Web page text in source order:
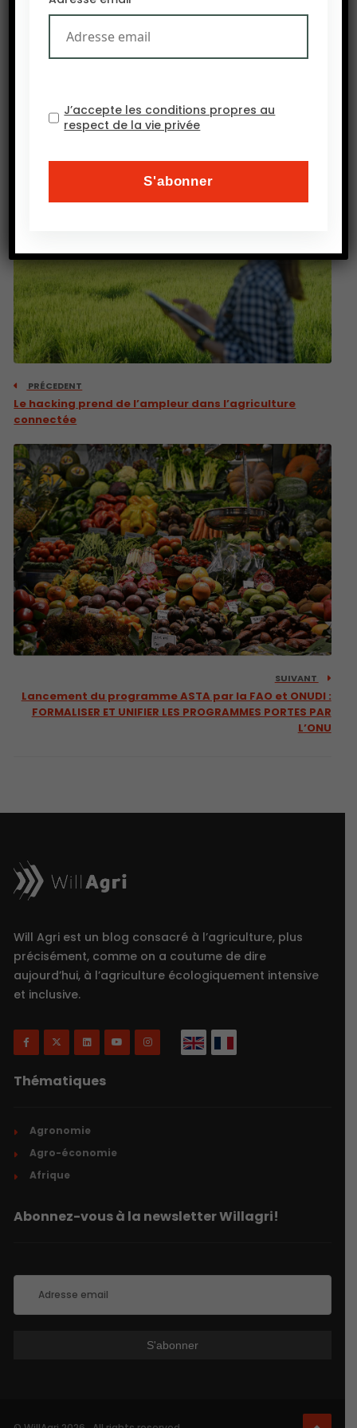
un projet qui pourra être porté par la nouvelle
organisation professionnelle.
PRÉCEDENT
Le hacking prend de l’ampleur dans l’agriculture
connectée
SUIVANT
Lancement du programme ASTA par la FAO et ONUDI :
FORMALISER ET UNIFIER LES PROGRAMMES PORTES PAR
L’ONU
Will Agri est un blog consacré à l’agriculture, plus
précisément, comme on a coutume de dire
aujourd’hui, à l’agriculture écologiquement intensive
et inclusive.
Thématiques
Agronomie
Agro-économie
Afrique
Abonnez-vous à la newsletter Willagri!
J’accepte les conditions propres au
respect de la vie privée